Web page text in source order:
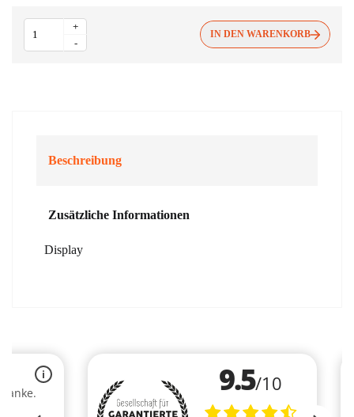
Display
Menge
+
-
IN DEN WARENKORB
Beschreibung
Zusätzliche Informationen
Display